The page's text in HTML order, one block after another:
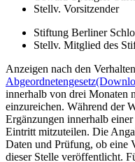
Stellv. Vorsitzender
Stiftung Berliner
Stellv. Mitglied des
Anzeigen nach den
Abgeordnetengesetz
innerhalb von drei Monaten
einzureichen. Während der
Ergänzungen innerhalb
Eintritt mitzuteilen. Die
Daten und Prüfung, ob eine
dieser Stelle veröffentlicht.